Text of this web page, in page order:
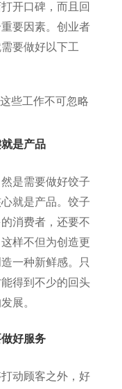
开口碑，而且回
要因素。创业者
要做好以下工
是产品
是需要做好饺子
就是产品。饺子
消费者，还要不
样不但为创造更
一种新鲜感。只
得到不少的回头
展。
好服务
动顾客之外，好